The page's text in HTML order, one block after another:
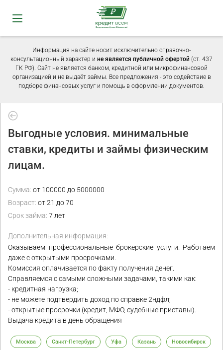
Информация на сайте носит исключительно справочно-
консультационный характер и не является публичной офертой (ст. 437
ГК РФ). Сайт не является банком, кредитной или микрофинансовой
организацией и не выдаёт займы. Все предложения - это содействие в
подборе финансовых услуг и помощь в оформлении документов.
Выгодные условия. минимальные
ставки, кредиты и займы физическим
лицам.
Сумма: от 100000 до 5000000
Возраст: от 21 до 70
Срок займа: 7 лет
Дополнительная информация:
Оказываем профессиональные брокерские услуги. Работаем
даже с открытыми просрочками.
Комиссия оплачивается по факту получения денег.
Справляемся с самыми сложными задачами, такими как:
- кредитная нагрузка;
- не можете подтвердить доход по справке 2ндфл;
- открытые просрочки (кредит, МФО, судебные приставы).
Выдача кредита в день обращения
Москва Санкт-Петербург Уфа Казань Новосибирск